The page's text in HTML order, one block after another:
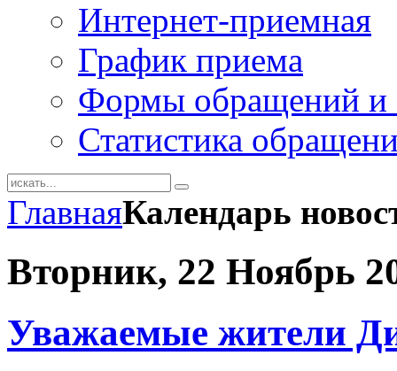
Интернет-приемная
График приема
Формы обращений и
Статистика
ГлавнаяКалендарь
Вторник, 22 Ноябрь
Уважаемые жители